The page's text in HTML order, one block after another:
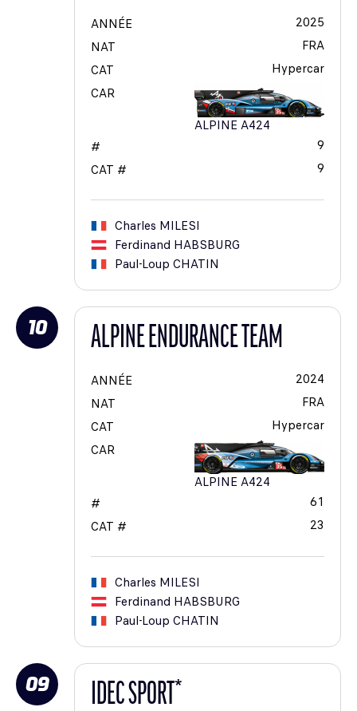
ANNÉE
2025
NAT
FRA
CAT
Hypercar
CAR
ALPINE A424
#
9
CAT #
9
Charles MILESI
Ferdinand HABSBURG
Paul-Loup CHATIN
10 ALPINE ENDURANCE TEAM
ANNÉE
2024
NAT
FRA
CAT
Hypercar
CAR
ALPINE A424
#
61
CAT #
23
Charles MILESI
Ferdinand HABSBURG
Paul-Loup CHATIN
09 IDEC SPORT*